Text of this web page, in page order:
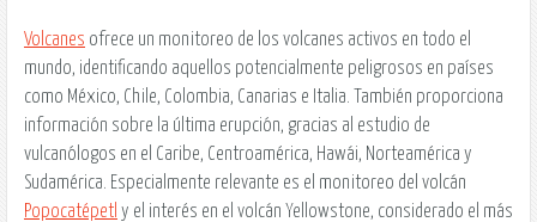
Volcanes ofrece un monitoreo de los volcanes activos en todo el
mundo, identificando aquellos potencialmente peligrosos en países
como México, Chile, Colombia, Canarias e Italia. También proporciona
información sobre la última erupción, gracias al estudio de
vulcanólogos en el Caribe, Centroamérica, Hawái, Norteamérica y
Sudamérica. Especialmente relevante es el monitoreo del volcán
Popocatépetl y el interés en el volcán Yellowstone, considerado el más